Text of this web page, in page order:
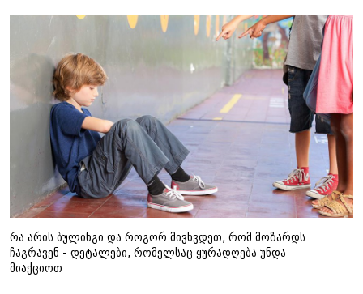
რა არის ბულინგი და როგორ მივხვდეთ, რომ მოზარდს
ჩაგრავენ - დეტალები, რომელსაც ყურადღება უნდა
მიაქციოთ